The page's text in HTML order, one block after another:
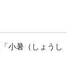
小暑（しょうし